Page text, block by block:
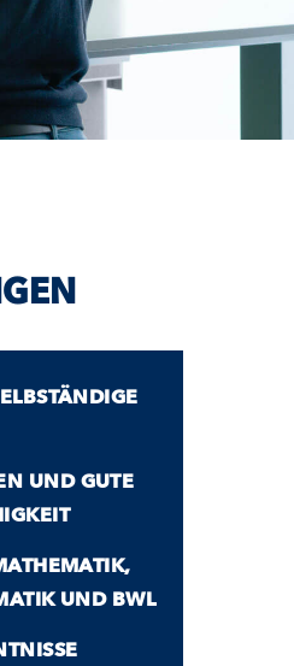
UND GUTE
UND BWL